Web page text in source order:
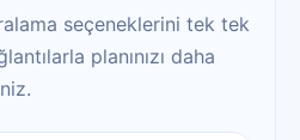
seçeneklerini tek tek
planınızı daha